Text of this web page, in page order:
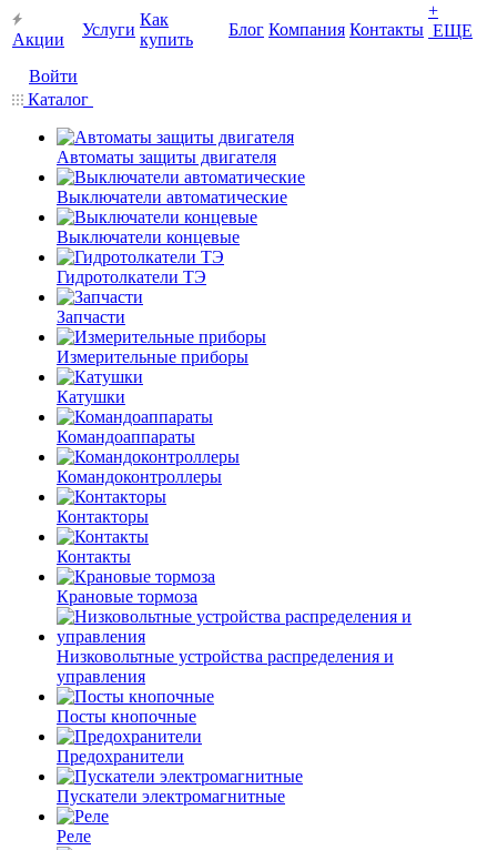
Акции
Услуги
Как
купить
Блог Компания Контакты
+
ЕЩЕ
Войти
Каталог
Автоматы защиты двигателя
Выключатели автоматические
Выключатели концевые
Гидротолкатели ТЭ
Запчасти
Измерительные приборы
Катушки
Командоаппараты
Командоконтроллеры
Контакторы
Контакты
Крановые тормоза
Низковольтные устройства распределения и
управления
Посты кнопочные
Предохранители
Пускатели электромагнитные
Реле